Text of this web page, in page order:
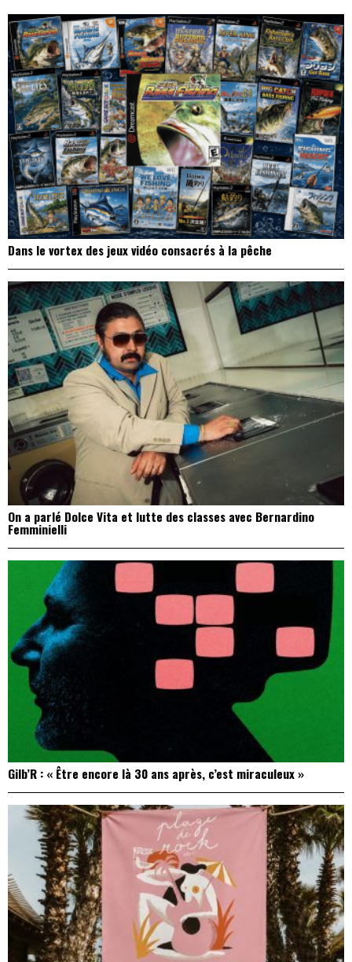
Dans le vortex des jeux vidéo consacrés à la pêche
On a parlé Dolce Vita et lutte des classes avec Bernardino
Femminielli
Gilb’R : « Être encore là 30 ans après, c’est miraculeux »